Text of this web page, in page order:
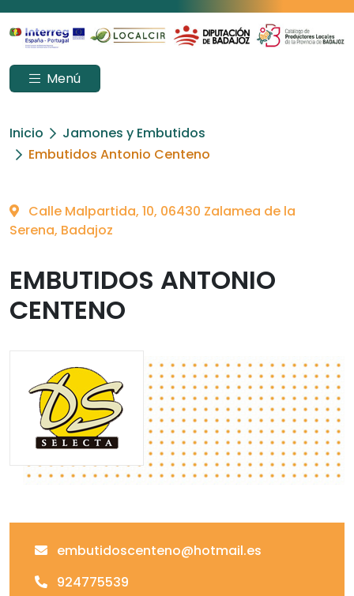
Menú
Inicio
Jamones y Embutidos
Embutidos Antonio Centeno
Calle Malpartida, 10, 06430 Zalamea de la
Serena, Badajoz
EMBUTIDOS ANTONIO
CENTENO
embutidoscenteno@hotmail.es
924775539